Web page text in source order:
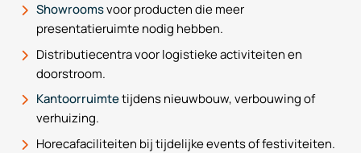
Showroomsvoor producten die meer
presentatieruimte nodig hebben.
Distributiecentra voor logistieke activiteiten en
doorstroom.
Kantoorruimtetijdens nieuwbouw, verbouwing of
verhuizing.
Horecafaciliteiten bij tijdelijke events of festiviteiten.